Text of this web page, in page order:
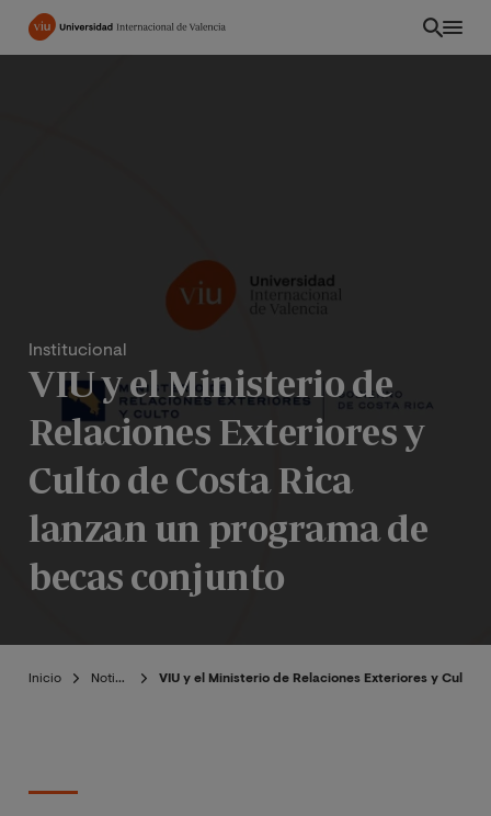
Pasar
Institucional
VIU y el Ministerio de
Relaciones Exteriores y
Culto de Costa Rica
lanzan un programa de
becas conjunto
Inicio Noticias VIU y el Ministerio de Relaciones Exteriores y Culto